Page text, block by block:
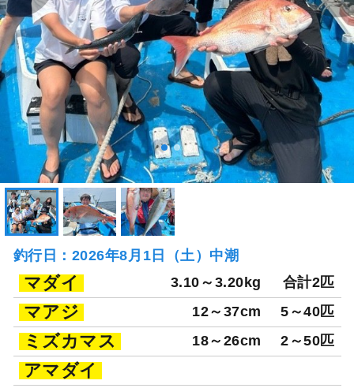
釣行日：2026年8月1日（土）中潮
マダイ 3.10～3.20kg 合計2匹
マアジ 12～37cm 5～40匹
ミズカマス 18～26cm 2～50匹
アマダイ